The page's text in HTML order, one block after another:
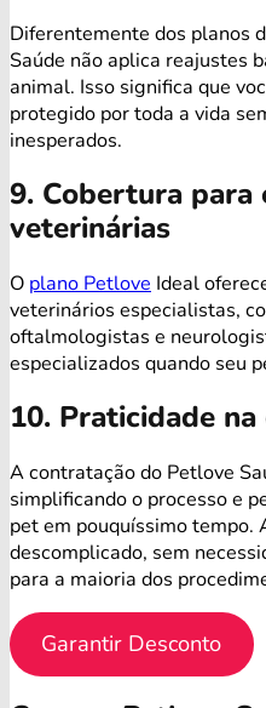
Diferentemente dos planos
Saúde não aplica reajustes
animal. Isso significa que
protegido por toda a vida
inesperados.
9. Cobertura para
veterinárias
O plano Petlove Ideal
veterinários especialistas,
oftalmologistas e
especializados quando seu
10. Praticidade
A contratação do Petlove
simplificando o processo e
pet em pouquíssimo tempo.
descomplicado, sem
para a maioria dos
Garantir Desconto